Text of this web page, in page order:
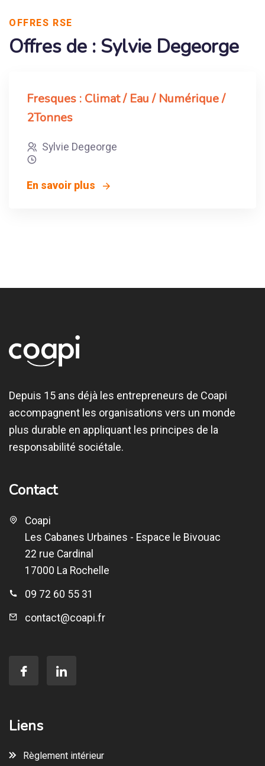
OFFRES RSE
Offres de : Sylvie Degeorge
Fresques : Climat / Eau / Numérique /
2Tonnes
Sylvie Degeorge
En savoir plus
Depuis 15 ans déjà les entrepreneurs de Coapi
accompagnent les organisations vers un monde
plus durable en appliquant les principes de la
responsabilité sociétale.
Contact
Coapi
Les Cabanes Urbaines - Espace le Bivouac
22 rue Cardinal
17000 La Rochelle
09 72 60 55 31
contact@coapi.fr
Liens
Règlement intérieur